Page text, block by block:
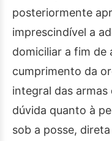
posteriormente
imprescindível a
domiciliar a fim de
cumprimento da
integral das
dúvida quanto à
sob a posse,